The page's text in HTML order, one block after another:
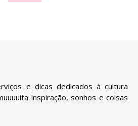
e dicas dedicados à cultura
inspiração, sonhos e coisas